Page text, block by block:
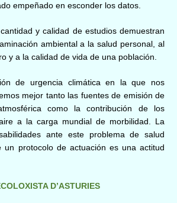
empeñado en esconder los datos.
y calidad de estudios demuestran
ambiental a la salud personal, al
y a la calidad de vida de una población.
de urgencia climática en la que nos
mejor tanto las fuentes de emisión de
como la contribución de los
a la carga mundial de morbilidad. La
ante este problema de salud
un protocolo de actuación es una actitud
D’ASTURIES